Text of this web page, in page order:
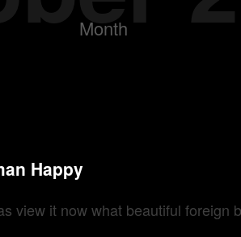
Month
Happy
view it now what beautiful